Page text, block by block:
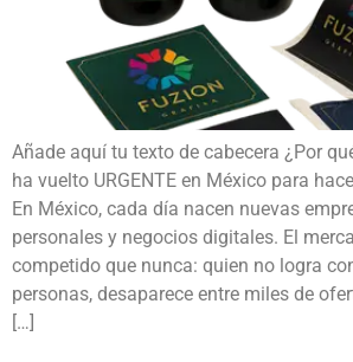
Añade aquí tu texto de cabecera ¿Por
ha vuelto URGENTE en México para
En México, cada día nacen nuevas
personales y negocios digitales. El
competido que nunca: quien no logra
personas, desaparece entre miles de
[…]